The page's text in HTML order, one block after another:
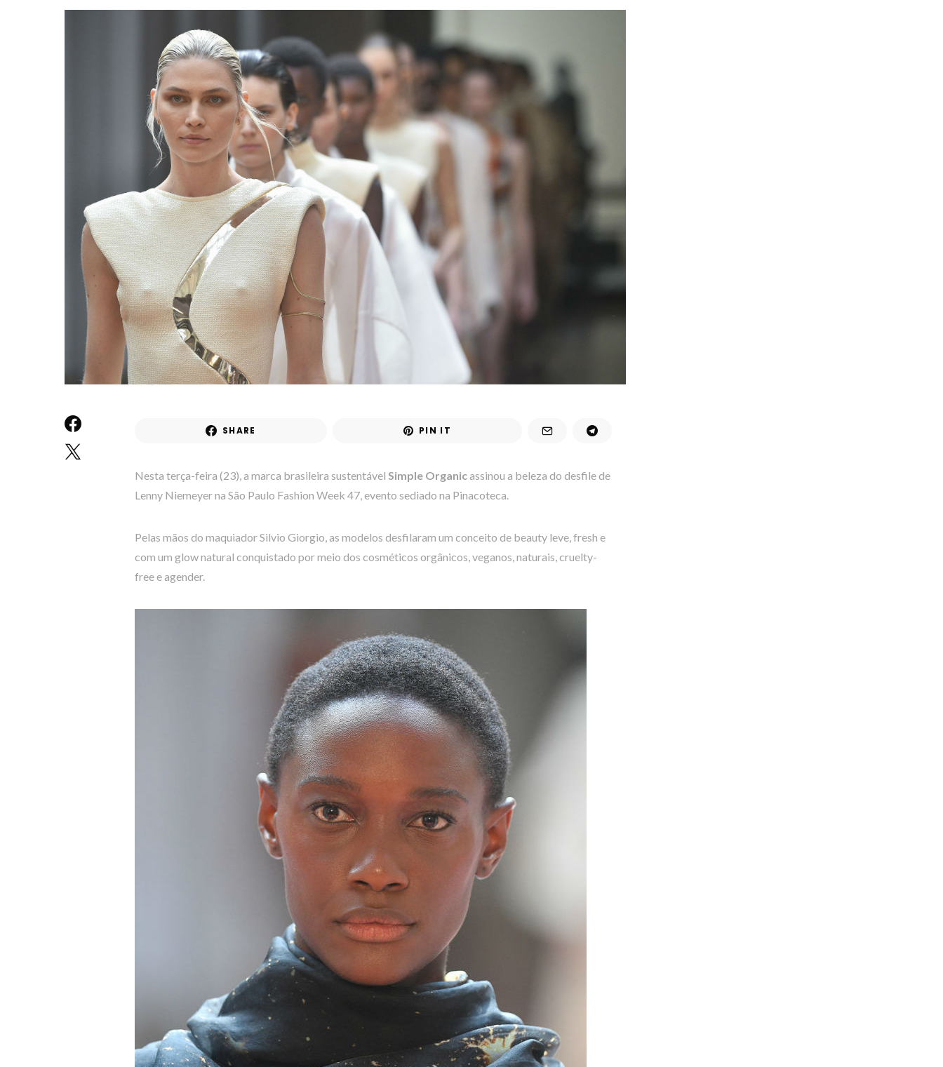
SHARE PIN IT
Nesta terça-feira (23), a marca brasileira sustentável Simple Organicassinou a beleza do desfile de
Lenny Niemeyer na São Paulo Fashion Week 47, evento sediado na Pinacoteca.
Pelas mãos do maquiador Silvio Giorgio, as modelos desfilaram um conceito de beauty leve, fresh e
com um glow natural conquistado por meio dos cosméticos orgânicos, veganos, naturais, cruelty-
free e agender.